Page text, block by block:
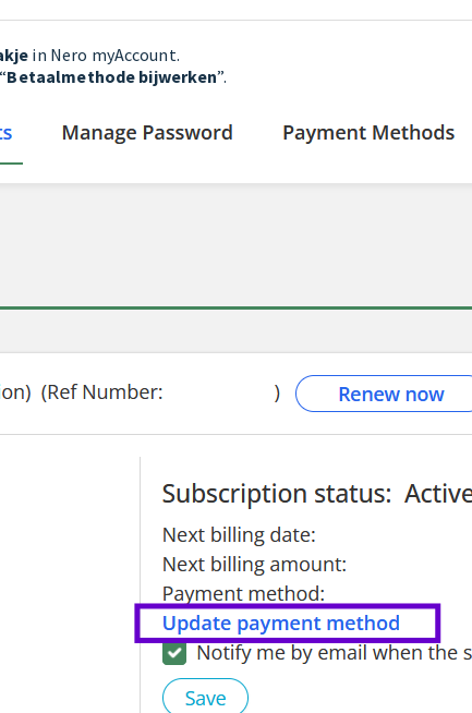
in Nero myAccount.
Betaalmethode bijwerken”.